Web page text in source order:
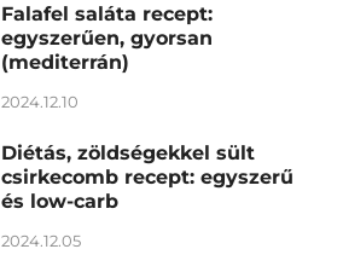
Falafel saláta recept:
egyszerűen, gyorsan
(mediterrán)
2024.12.10
Diétás, zöldségekkel sült
csirkecomb recept: egyszerű
és low-carb
2024.12.05